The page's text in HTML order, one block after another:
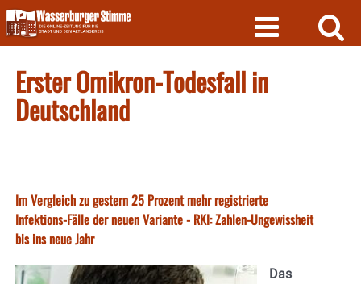
Skip
to
content
Erster Omikron-Todesfall in
Deutschland
Im Vergleich zu gestern 25 Prozent mehr registrierte
Infektions-Fälle der neuen Variante - RKI: Zahlen-Ungewissheit
bis ins neue Jahr
Das